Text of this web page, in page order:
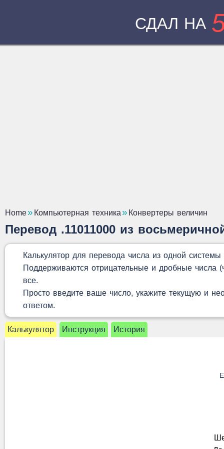
СДАЛ НА
Home Компьютерная техника Конвертеры величин
Перевод .11011000 из
Калькулятор для перевода числа из одной
Поддерживаются отрицательные и дробные числа
все.
Просто введите ваше число, укажите текущую и
ответом.
Калькулятор Инструкция История